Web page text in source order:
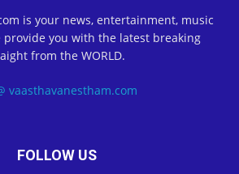
is your news, entertainment, music
provide you with the latest breaking
from the WORLD.
vaasthavanestham.com
FOLLOW US